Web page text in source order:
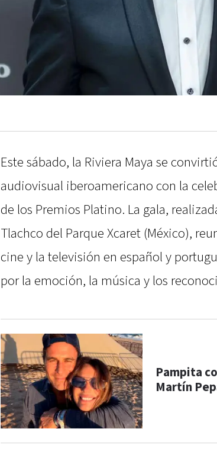
Este sábado, la Riviera Maya se
audiovisual iberoamericano con la
de los Premios Platino. La gala,
Tlachco del Parque Xcaret (México),
cine y la televisión en español y
por la emoción, la música y los
Pampita
Martín